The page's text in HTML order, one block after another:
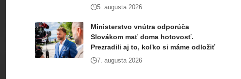
5. augusta 2026
Ministerstvo vnútra odporúča
Slovákom mať doma hotovosť.
Prezradili aj to, koľko si máme odložiť
7. augusta 2026